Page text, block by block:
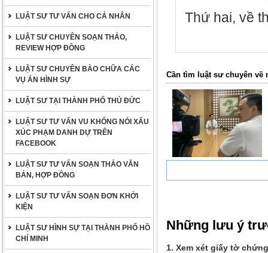
LUẬT SƯ TƯ VẤN CHO CÁ NHÂN
LUẬT SƯ CHUYÊN SOẠN THẢO,
REVIEW HỢP ĐỒNG
LUẬT SƯ CHUYÊN BÀO CHỮA CÁC
VỤ ÁN HÌNH SỰ
LUẬT SƯ TẠI THÀNH PHỐ THỦ ĐỨC
LUẬT SƯ TƯ VẤN VU KHỐNG NÓI XẤU
XÚC PHẠM DANH DỰ TRÊN
FACEBOOK
LUẬT SƯ TƯ VẤN SOẠN THẢO VĂN
BẢN, HỢP ĐỒNG
LUẬT SƯ TƯ VẤN SOẠN ĐƠN KHỞI
KIỆN
LUẬT SƯ HÌNH SỰ TẠI THÀNH PHỐ HỒ
CHÍ MINH
Thứ hai, về
Cần tìm luật sư chuyên về
Những lưu ý
1. Xem xét giấy tờ